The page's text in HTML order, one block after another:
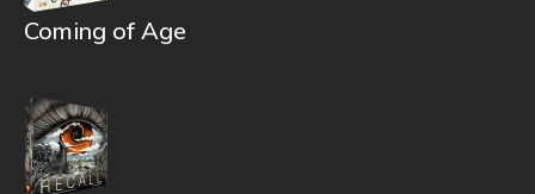
Coming of Age